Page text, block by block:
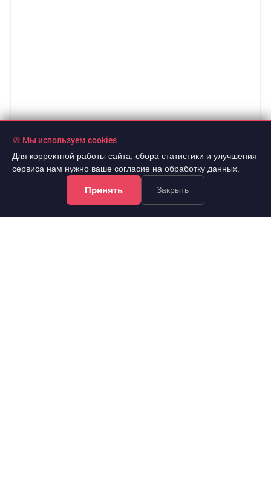
🍪 Мы используем cookies
Для корректной работы сайта, сбора статистики и улучшения
сервиса нам нужно ваше согласие на обработку данных.
Принять Закрыть